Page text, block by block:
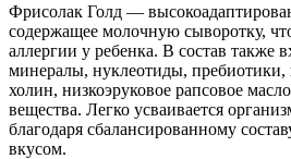
Фрисолак Голд —
содержащее молочную сыворотку,
аллергии у ребенка. В состав также
минералы, нуклеотиды,
холин, низкоэруковое рапсовое
вещества. Легко усваивается
благодаря сбалансированному
вкусом.